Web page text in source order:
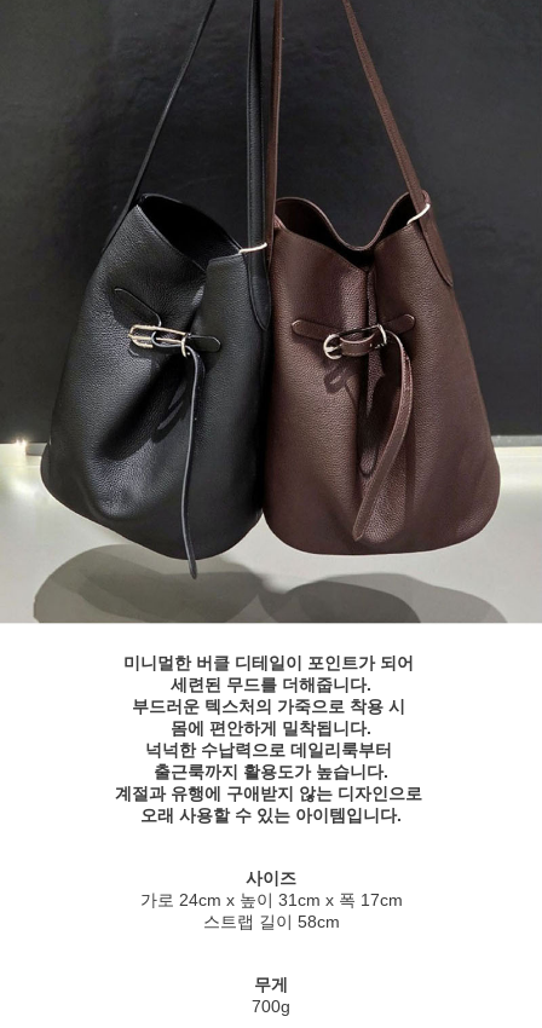
미니멀한 버클 디테일이 포인트가 되어
세련된 무드를 더해줍니다.
부드러운 텍스처의 가죽으로 착용 시
몸에 편안하게 밀착됩니다.
넉넉한 수납력으로 데일리룩부터
출근룩까지 활용도가 높습니다.
계절과 유행에 구애받지 않는 디자인으로
오래 사용할 수 있는 아이템입니다.
사이즈
가로 24cm x 높이 31cm x 폭 17cm
스트랩 길이 58cm
무게
700g